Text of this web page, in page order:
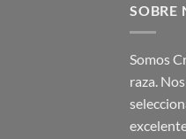
SOBRE
Somos
raza.